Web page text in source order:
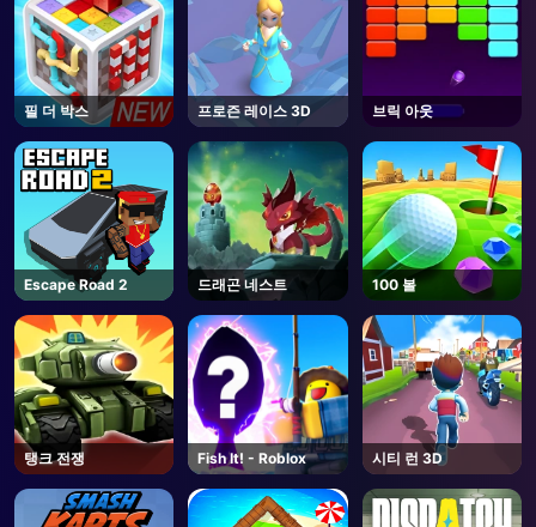
필 더 박스 프로즌 레이스 3D 브릭 아웃
Escape Road 2 드래곤 네스트 100 볼
탱크 전쟁 Fish It! - Roblox 시티 런 3D